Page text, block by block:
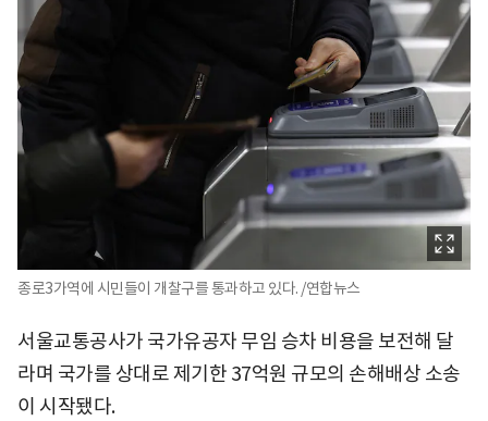
종로3가역에 시민들이 개찰구를 통과하고 있다. /연합뉴스
서울교통공사가 국가유공자 무임 승차 비용을 보전해 달
라며 국가를 상대로 제기한 37억원 규모의 손해배상 소송
이 시작됐다.